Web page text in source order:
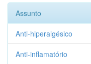
Assunto
Anti-hiperalgésico
Anti-inflamatório